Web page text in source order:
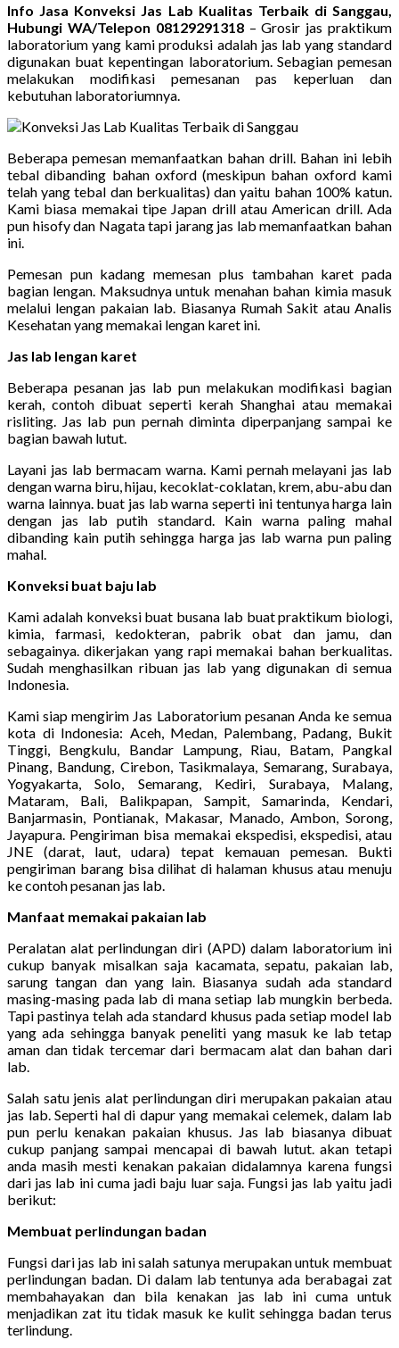
Info Jasa Konveksi Jas Lab Kualitas Terbaik di Sanggau,
Hubungi WA/Telepon 08129291318– Grosir jas praktikum
laboratorium yang kami produksi adalah jas lab yang standard
digunakan buat kepentingan laboratorium. Sebagian pemesan
melakukan modifikasi pemesanan pas keperluan dan
kebutuhan laboratoriumnya.
Beberapa pemesan memanfaatkan bahan drill. Bahan ini lebih
tebal dibanding bahan oxford (meskipun bahan oxford kami
telah yang tebal dan berkualitas) dan yaitu bahan 100% katun.
Kami biasa memakai tipe Japan drill atau American drill. Ada
pun hisofy dan Nagata tapi jarang jas lab memanfaatkan bahan
ini.
Pemesan pun kadang memesan plus tambahan karet pada
bagian lengan. Maksudnya untuk menahan bahan kimia masuk
melalui lengan pakaian lab. Biasanya Rumah Sakit atau Analis
Kesehatan yang memakai lengan karet ini.
Jas lab lengan karet
Beberapa pesanan jas lab pun melakukan modifikasi bagian
kerah, contoh dibuat seperti kerah Shanghai atau memakai
risliting. Jas lab pun pernah diminta diperpanjang sampai ke
bagian bawah lutut.
Layani jas lab bermacam warna. Kami pernah melayani jas lab
dengan warna biru, hijau, kecoklat-coklatan, krem, abu-abu dan
warna lainnya. buat jas lab warna seperti ini tentunya harga lain
dengan jas lab putih standard. Kain warna paling mahal
dibanding kain putih sehingga harga jas lab warna pun paling
mahal.
Konveksi buat baju lab
Kami adalah konveksi buat busana lab buat praktikum biologi,
kimia, farmasi, kedokteran, pabrik obat dan jamu, dan
sebagainya. dikerjakan yang rapi memakai bahan berkualitas.
Sudah menghasilkan ribuan jas lab yang digunakan di semua
Indonesia.
Kami siap mengirim Jas Laboratorium pesanan Anda ke semua
kota di Indonesia: Aceh, Medan, Palembang, Padang, Bukit
Tinggi, Bengkulu, Bandar Lampung, Riau, Batam, Pangkal
Pinang, Bandung, Cirebon, Tasikmalaya, Semarang, Surabaya,
Yogyakarta, Solo, Semarang, Kediri, Surabaya, Malang,
Mataram, Bali, Balikpapan, Sampit, Samarinda, Kendari,
Banjarmasin, Pontianak, Makasar, Manado, Ambon, Sorong,
Jayapura. Pengiriman bisa memakai ekspedisi, ekspedisi, atau
JNE (darat, laut, udara) tepat kemauan pemesan. Bukti
pengiriman barang bisa dilihat di halaman khusus atau menuju
ke contoh pesanan jas lab.
Manfaat memakai pakaian lab
Peralatan alat perlindungan diri (APD) dalam laboratorium ini
cukup banyak misalkan saja kacamata, sepatu, pakaian lab,
sarung tangan dan yang lain. Biasanya sudah ada standard
masing-masing pada lab di mana setiap lab mungkin berbeda.
Tapi pastinya telah ada standard khusus pada setiap model lab
yang ada sehingga banyak peneliti yang masuk ke lab tetap
aman dan tidak tercemar dari bermacam alat dan bahan dari
lab.
Salah satu jenis alat perlindungan diri merupakan pakaian atau
jas lab. Seperti hal di dapur yang memakai celemek, dalam lab
pun perlu kenakan pakaian khusus. Jas lab biasanya dibuat
cukup panjang sampai mencapai di bawah lutut. akan tetapi
anda masih mesti kenakan pakaian didalamnya karena fungsi
dari jas lab ini cuma jadi baju luar saja. Fungsi jas lab yaitu jadi
berikut:
Membuat perlindungan badan
Fungsi dari jas lab ini salah satunya merupakan untuk membuat
perlindungan badan. Di dalam lab tentunya ada berabagai zat
membahayakan dan bila kenakan jas lab ini cuma untuk
menjadikan zat itu tidak masuk ke kulit sehingga badan terus
terlindung.